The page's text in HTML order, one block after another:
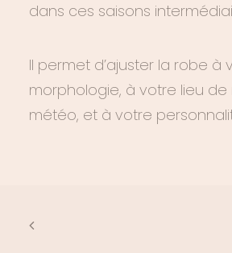
dans ces saisons
Il permet d’ajuster la robe à
morphologie, à votre lieu
météo, et à votre